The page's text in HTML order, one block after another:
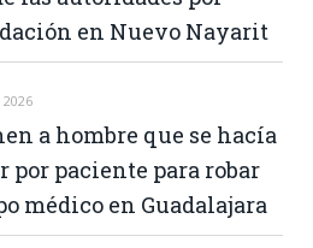
en Nuevo Nayarit
2026
a hombre que se hacía
por paciente para robar
médico en Guadalajara